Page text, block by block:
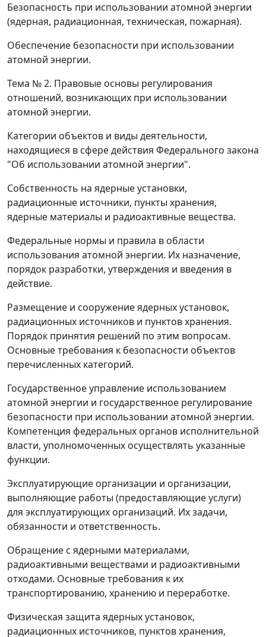
Безопасность при использовании атомной энергии
(ядерная, радиационная, техническая, пожарная).
Обеспечение безопасности при использовании
атомной энергии.
Тема № 2. Правовые основы регулирования
отношений, возникающих при использовании
атомной энергии.
Категории объектов и виды деятельности,
находящиеся в сфере действия Федерального закона
"Об использовании атомной энергии".
Собственность на ядерные установки,
радиационные источники, пункты хранения,
ядерные материалы и радиоактивные вещества.
Федеральные нормы и правила в области
использования атомной энергии. Их назначение,
порядок разработки, утверждения и введения в
действие.
Размещение и сооружение ядерных установок,
радиационных источников и пунктов хранения.
Порядок принятия решений по этим вопросам.
Основные требования к безопасности объектов
перечисленных категорий.
Государственное управление использованием
атомной энергии и государственное регулирование
безопасности при использовании атомной энергии.
Компетенция федеральных органов исполнительной
власти, уполномоченных осуществлять указанные
функции.
Эксплуатирующие организации и организации,
выполняющие работы (предоставляющие услуги)
для эксплуатирующих организаций. Их задачи,
обязанности и ответственность.
Обращение с ядерными материалами,
радиоактивными веществами и радиоактивными
отходами. Основные требования к их
транспортированию, хранению и переработке.
Физическая защита ядерных установок,
радиационных источников, пунктов хранения,